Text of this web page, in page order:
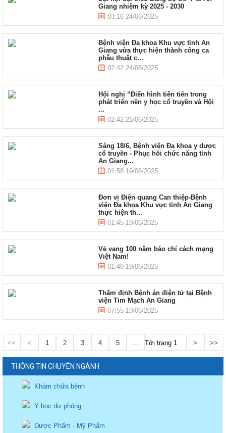
Giang nhiệm kỳ 2025 - 2030
03:16 24/06/2025
Bệnh viện Đa khoa Khu vực tỉnh An
Giang vừa thực hiện thành công ca
phẫu thuật c...
02:42 24/06/2025
Hội nghị “Điển hình tiên tiến trong
phát triển nền y học cổ truyền và Hội
...
02:42 21/06/2025
Sáng 18/6, Bệnh viện Đa khoa y dược
cổ truyền - Phục hồi chức năng tỉnh
An Giang...
01:58 19/06/2025
Đơn vị Điện quang Can thiệp-Bệnh
viện Đa khoa Khu vực tỉnh An Giang
thực hiện th...
01:45 19/06/2025
Vẻ vang 100 năm báo chí cách mạng
Việt Nam!
01:40 19/06/2025
Thẩm định Bệnh án điện tử tại Bệnh
viện Tim Mạch An Giang
07:55 19/06/2025
<< < 1 2 3 4 5 ... Tới trang > >>
THÔNG TIN CHUYÊN NGÀNH
Khám chữa bệnh
Y học dự phòng
Dược Phẩm - Mỹ Phẩm